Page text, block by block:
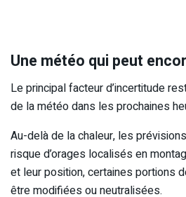
Une météo qui peut
Le principal facteur d’incertitude
de la météo dans les prochaines
Au-delà de la chaleur, les
risque d’orages localisés en
et leur position, certaines portions
être modifiées ou neutralisées.